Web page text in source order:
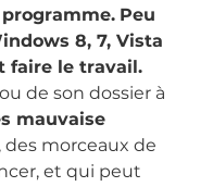
Peu
8, 7, Vista
faire le travail.
de son dossier à
mauvaise
des morceaux de
et qui peut